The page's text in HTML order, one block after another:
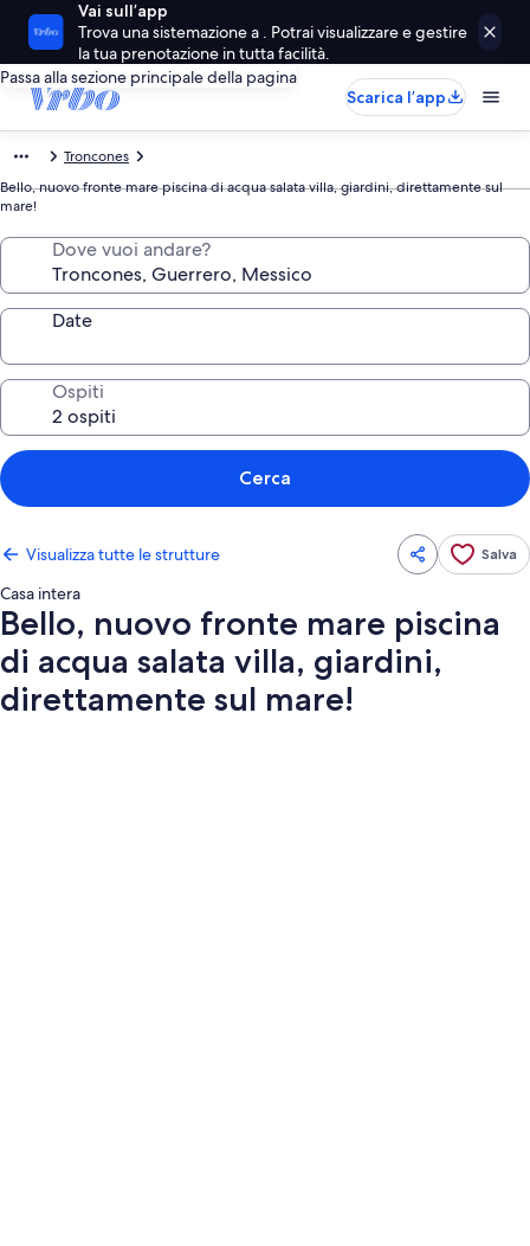
Vai sull’app
Trova una sistemazione a . Potrai visualizzare e gestire
la tua prenotazione in tutta facilità.
Passa alla sezione principale della pagina
Scarica l’app
Troncones
Bello, nuovo fronte mare piscina di acqua salata villa, giardini, direttamente sul
mare!
Dove vuoi andare?
Date
Ospiti
Cerca
Visualizza tutte le strutture Salva
Casa intera
Bello, nuovo fronte mare piscina
di acqua salata villa, giardini,
direttamente sul mare!